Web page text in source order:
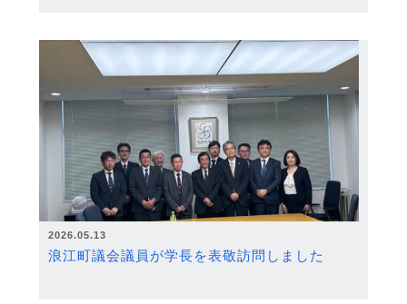
2026.05.13
浪江町議会議員が学長を表敬訪問しました